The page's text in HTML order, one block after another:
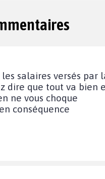
salaires versés par
dire que tout va bien
ne vous choque
conséquence